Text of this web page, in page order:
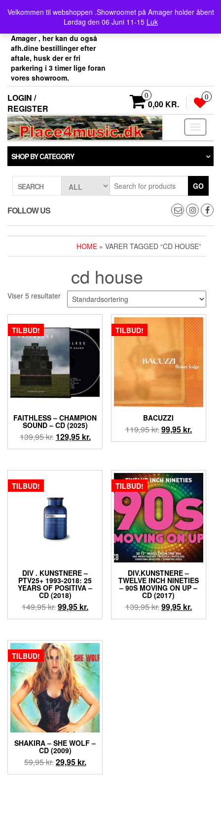
content
Velkommen til webshoppen .Showroomet på Amager holder åbent
Lørdag den 06 Juni 11-15 Luk
Velkommen her i
Place4music`s webshop .
Vores showroom ligger på
Amager , her kan du også
afh.dine bestillinger efter
aftale, husk der er fri
parkering i 3 timer lige foran
vores showroom.
LOGIN /
REGISTER
0
0,00 KR.
0
Toggle
SHOP BY CATEGORY
SEARCH GO
FOLLOW US
HOME » VARER TAGGED “CD HOUSE”
cd house
Viser 5 resultater
TILBUD!
FAITHLESS – CHAMPION
SOUND – CD (2025)
139,95kr. Den
oprindelige
var:
129,95 kr.Den
aktuelle
er:
129,95 kr..
TILBUD!
BACUZZI
119,95kr.Den
oprindelige
119,95 kr..
99,95 kr.Den
aktuelle
99,95
TILBUD!
DIV . KUNSTNERE –
PTV25+ 1993-2018: 25
YEARS OF POSITIVA –
CD (2018)
149,95kr.Den
oprindelige
var:
149,95 kr..
99,95 kr.Den
aktuelle
er:
99,95 kr..
TILBUD!
DIV.KUNSTNERE –
TWELVE INCH NINETIES
– 90S MOVING ON UP –
CD (2017)
139,95kr.Den
oprindelige
99,95 kr.Den
aktuelle
TILBUD!
SHAKIRA ‎– SHE WOLF –
CD (2009)
59,95kr.Den
oprindelige
29,95 kr.Den
aktuelle